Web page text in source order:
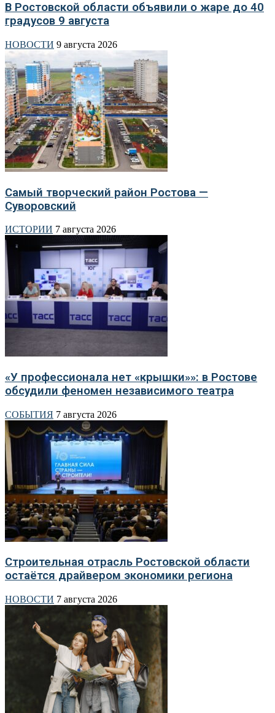
В Ростовской области объявили о жаре до 40
градусов 9 августа
НОВОСТИ 9 августа 2026
Самый творческий район Ростова —
Суворовский
ИСТОРИИ 7 августа 2026
«У профессионала нет «крышки»»: в Ростове
обсудили феномен независимого театра
СОБЫТИЯ 7 августа 2026
Строительная отрасль Ростовской области
остаётся драйвером экономики региона
НОВОСТИ 7 августа 2026